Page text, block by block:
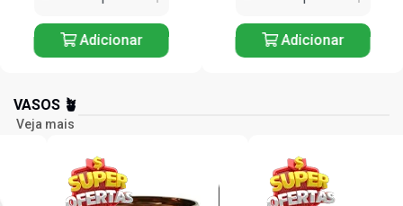
Adicionar Adicionar
VASOS 🪴
Veja mais